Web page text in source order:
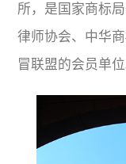
所，是国家商标
律师协会、中华
冒联盟的会员单位